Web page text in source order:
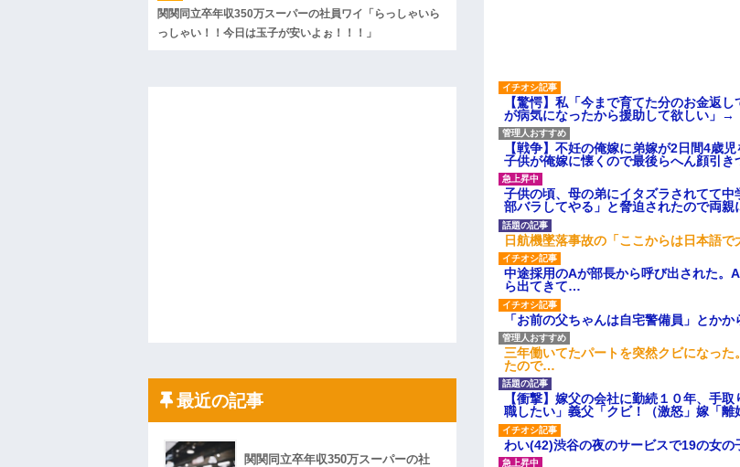
百年の恋12-899 食べた量を張り合ってくる
【悲報】佐藤輝明・・・２軍でも盛大にやらかす←あまり悲しませないでく
れ
【驚愕】私「今まで育てた分のお金返
が病気になったから援助して欲しい」→
【戦争】不妊の俺嫁に弟嫁が2日間4歳
子供が俺嫁に懐くので最後らへん顔引
子供の頃、母の弟にイタズラされてて
部バラしてやる」と脅迫されたので両親
日航機墜落事故の「ここからは日本語
中途採用のAが部長から呼び出された。
ら出てきて…
「お前の父ちゃんは自宅警備員」とか
三年働いてたパートを突然クビになっ
たので…
【衝撃】嫁父の会社に勤続１０年、手
職したい」義父「クビ！（激怒」嫁「離
わい(42)渋谷の夜のサービスで19の女
関関同立卒年収350万スーパーの社員ワイ「らっしゃいら
っしゃい！！今日は玉子が安いよぉ！！！」
最近の記事
関関同立卒年収350万スーパーの社